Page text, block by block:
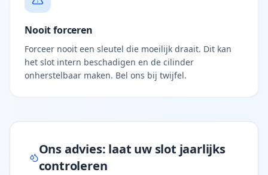
Nooit forceren
Forceer nooit een sleutel die moeilijk draait. Dit kan
het slot intern beschadigen en de cilinder
onherstelbaar maken. Bel ons bij twijfel.
Ons advies: laat uw slot jaarlijks
controleren